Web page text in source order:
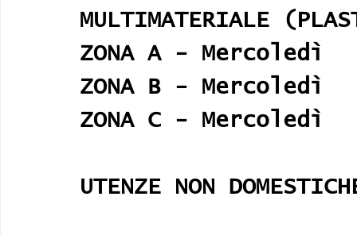
MULTIMATERIALE
ZONA A - Mercoledì
ZONA B - Mercoledì
ZONA C - Mercoledì
UTENZE NON